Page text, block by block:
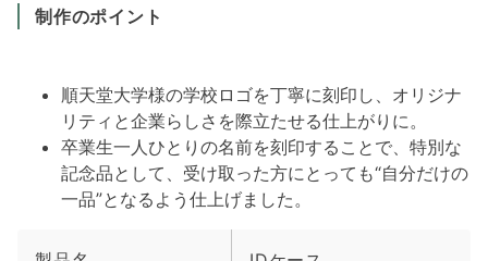
制作のポイント
順天堂大学様の学校ロゴを丁寧に刻印し、オリジナ
リティと企業らしさを際立たせる仕上がりに。
卒業生一人ひとりの名前を刻印することで、特別な
記念品として、受け取った方にとっても“自分だけの
一品”となるよう仕上げました。